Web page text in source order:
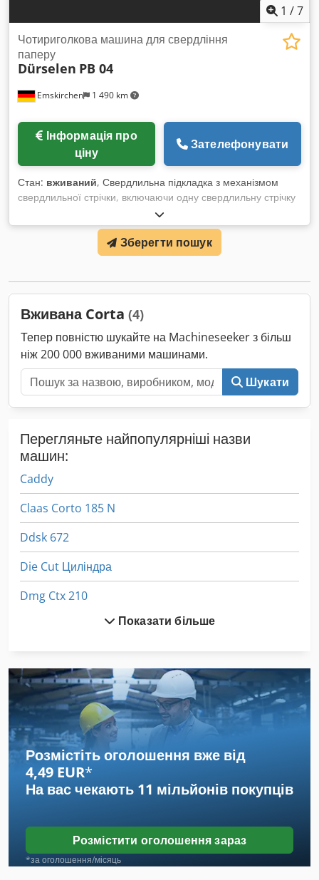
1 /7
Emskirchen 1 490 km
Чотириголкова машина для свердління
паперу
Dürselen PB 04
ціну
Зателефонувати
Стан: вживаний, Свердлильна підкладка з механізмом
свердлильної стрічки, включаючи одну свердлильну стрічку
Паперосвердлильна машина Dürselen Corta PB 04 N Рік
випуску: 2013 - серійний номер: PB04.01.03.1629 4
свердлильні головки Chedpfoxn S Itsx Am Aja Максимальна
висота стопи: 50 мм Глибина вкладення за свердлильними
доступно одразу - можливий тест
Зберегти пошук
Вживана Corta (4)
Тепер повністю шукайте на Machineseeker з більш
ніж 200 000 вживаними машинами.
Шукати
Перегляньте найпопулярніші назви
машин:
Caddy
Claas Corto 185 N
Ddsk 672
Die Cut Циліндра
Dmg Ctx 210
Dmg Ctx 310 Eco
Dts
Econo Cut
Emcoturn 342
Gbs 185 Eco Autocut
Gbs 218 Eco Autocut
Schuler
Sxe P
Показати більше
Розмістіть оголошення вже від
4,49 EUR*
На вас чекають 11 мільйонів покупців
Розмістити оголошення зараз
*за оголошення/місяць